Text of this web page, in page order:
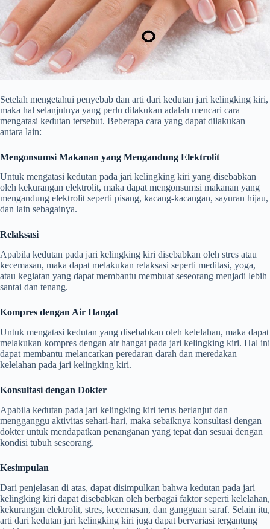
Setelah mengetahui penyebab dan arti dari kedutan jari kelingking kiri,
maka hal selanjutnya yang perlu dilakukan adalah mencari cara
mengatasi kedutan tersebut. Beberapa cara yang dapat dilakukan
antara lain:
Mengonsumsi Makanan yang Mengandung Elektrolit
Untuk mengatasi kedutan pada jari kelingking kiri yang disebabkan
oleh kekurangan elektrolit, maka dapat mengonsumsi makanan yang
mengandung elektrolit seperti pisang, kacang-kacangan, sayuran hijau,
dan lain sebagainya.
Relaksasi
Apabila kedutan pada jari kelingking kiri disebabkan oleh stres atau
kecemasan, maka dapat melakukan relaksasi seperti meditasi, yoga,
atau kegiatan yang dapat membantu membuat seseorang menjadi lebih
santai dan tenang.
Kompres dengan Air Hangat
Untuk mengatasi kedutan yang disebabkan oleh kelelahan, maka dapat
melakukan kompres dengan air hangat pada jari kelingking kiri. Hal ini
dapat membantu melancarkan peredaran darah dan meredakan
kelelahan pada jari kelingking kiri.
Konsultasi dengan Dokter
Apabila kedutan pada jari kelingking kiri terus berlanjut dan
mengganggu aktivitas sehari-hari, maka sebaiknya konsultasi dengan
dokter untuk mendapatkan penanganan yang tepat dan sesuai dengan
kondisi tubuh seseorang.
Kesimpulan
Dari penjelasan di atas, dapat disimpulkan bahwa kedutan pada jari
kelingking kiri dapat disebabkan oleh berbagai faktor seperti kelelahan,
kekurangan elektrolit, stres, kecemasan, dan gangguan saraf. Selain itu,
arti dari kedutan jari kelingking kiri juga dapat bervariasi tergantung